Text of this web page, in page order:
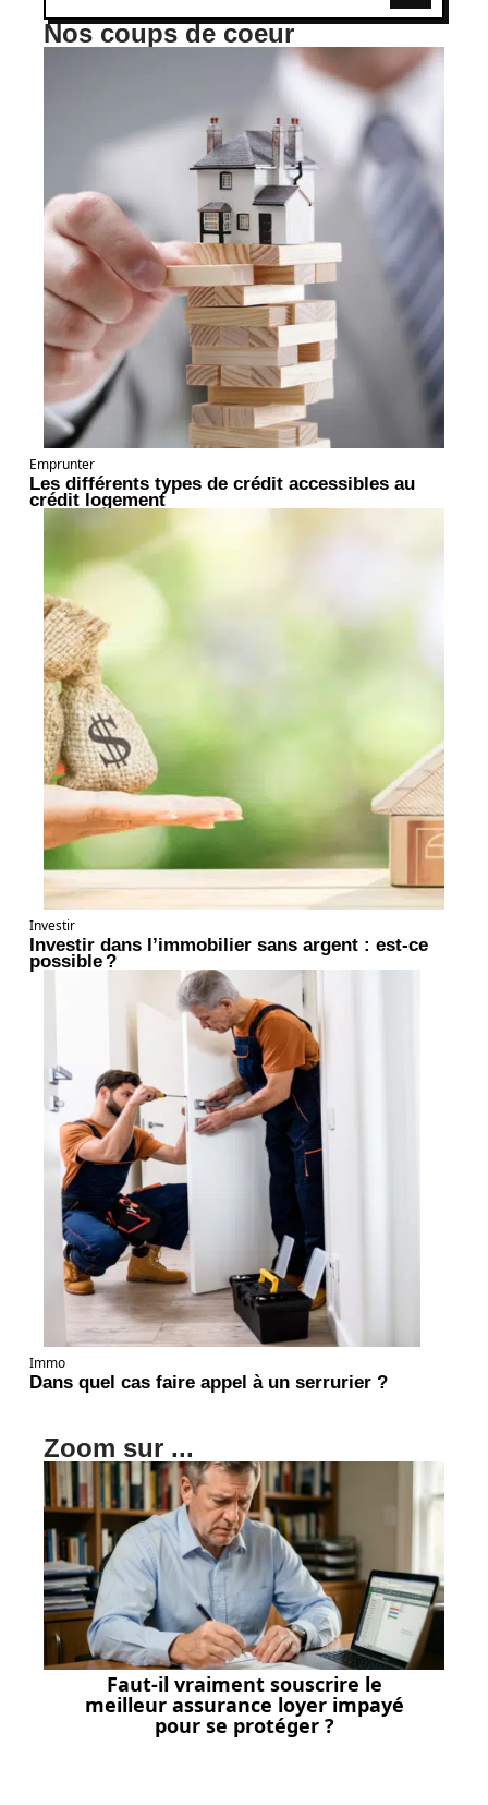
Nos coups de coeur
Emprunter
Les différents types de crédit accessibles au
crédit logement
Investir
Investir dans l’immobilier sans argent : est-ce
possible ?
Immo
Dans quel cas faire appel à un serrurier ?
Zoom sur ...
Faut-il vraiment souscrire le
meilleur assurance loyer impayé
pour se protéger ?